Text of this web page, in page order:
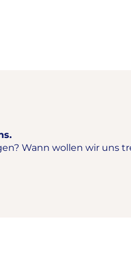
Wann wollen wir uns